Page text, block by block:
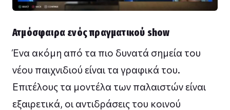
Ατμόσφαιρα ενός πραγματικού show
Ένα ακόμη από τα πιο δυνατά σημεία του
νέου παιχνιδιού είναι τα γραφικά του.
Επιτέλους τα μοντέλα των παλαιστών είναι
εξαιρετικά, οι αντιδράσεις του κοινού